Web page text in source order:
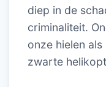
diep in de
criminaliteit.
onze hielen
zwarte